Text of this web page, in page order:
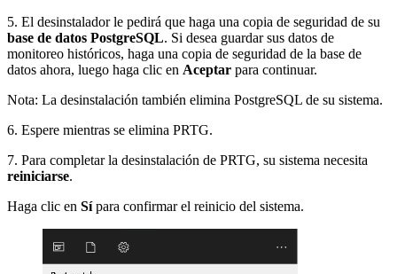
5. El desinstalador le pedirá que haga una copia de seguridad de su
base de datos PostgreSQL. Si desea guardar sus datos de
monitoreo históricos, haga una copia de seguridad de la base de
datos ahora, luego haga clic en Aceptar para continuar.
Nota: La desinstalación también elimina PostgreSQL de su sistema.
6. Espere mientras se elimina PRTG.
7. Para completar la desinstalación de PRTG, su sistema necesita
reiniciarse.
Haga clic en Sípara confirmar el reinicio del sistema.